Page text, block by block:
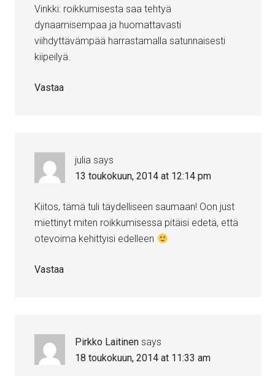
Vinkki: roikkumisesta saa tehtyä
dynaamisempaa ja huomattavasti
viihdyttävämpää harrastamalla satunnaisesti
kiipeilyä.
Vastaa
julia says
13 toukokuun, 2014 at 12:14 pm
Kiitos, tämä tuli täydelliseen saumaan! Oon just
miettinyt miten roikkumisessa pitäisi edetä, että
otevoima kehittyisi edelleen
Vastaa
Pirkko Laitinen says
18 toukokuun, 2014 at 11:33 am